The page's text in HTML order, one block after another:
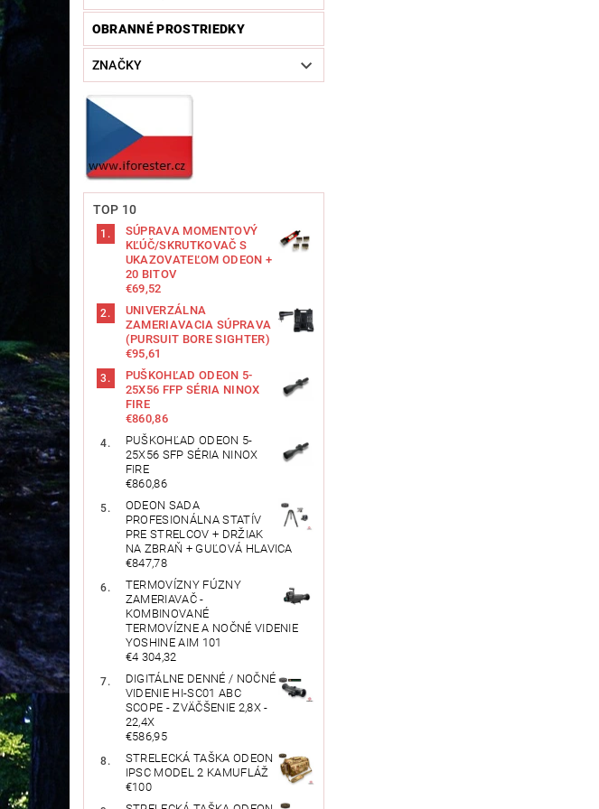
OBRANNÉ PROSTRIEDKY
ZNAČKY
TOP 10
SÚPRAVA MOMENTOVÝ
KĽÚČ/SKRUTKOVAČ S
UKAZOVATEĽOM ODEON +
20 BITOV
€69,52
UNIVERZÁLNA
ZAMERIAVACIA SÚPRAVA
(PURSUIT BORE SIGHTER)
€95,61
PUŠKOHĽAD ODEON 5-
25X56 FFP SÉRIA NINOX
FIRE
€860,86
PUŠKOHĽAD ODEON 5-
25X56 SFP SÉRIA NINOX
FIRE
€860,86
ODEON SADA
PROFESIONÁLNA STATÍV
PRE STRELCOV + DRŽIAK
NA ZBRAŇ + GUĽOVÁ HLAVICA
€847,78
TERMOVÍZNY FÚZNY
ZAMERIAVAČ -
KOMBINOVANÉ
TERMOVÍZNE A NOČNÉ VIDENIE
YOSHINE AIM 101
€4 304,32
DIGITÁLNE DENNÉ / NOČNÉ
VIDENIE HI-SC01 ABC
SCOPE - ZVÄČŠENIE 2,8X -
22,4X
€586,95
STRELECKÁ TAŠKA ODEON
IPSC MODEL 2 KAMUFLÁŽ
€100